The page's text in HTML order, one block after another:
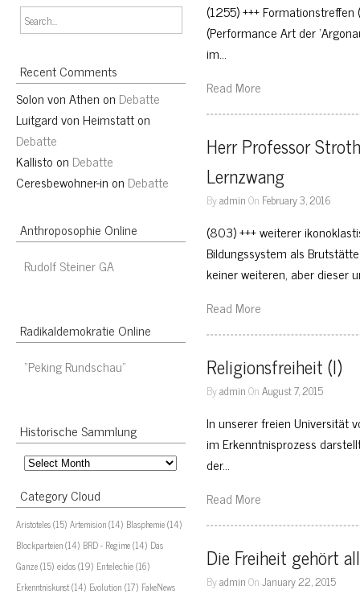
Recent Comments
Solon von Athen on Debatte
Luitgard von Heimstatton
Debatte
Kallisto on Debatte
Ceresbewohner-in on Debatte
Anthroposophie Online
Rudolf Steiner GA
Radikaldemokratie Online
“Peking Rundschau”
Historische Sammlung
Historische
Sammlung
Category Cloud
Aristoteles(15) Artemision(14) Blasphemie(14)
Blockparteien(14) BRD - Regime(14) Das
Ganze(15) eidos(19) Entelechie(16)
Erkenntniskunst(14) Evolution (17) FakeNews
(1255) +++ Formationstreffen
(Performance Art der
im…
Read More
Herr Professor
Lernzwang
ByadminOn February 3, 2016
(803) +++ weiterer
Bildungssystem als
keiner weiteren, aber dieser
Read More
Religionsfreiheit (I)
ByadminOnAugust 7, 2015
In unserer freien Universität
im Erkenntnisprozess
der…
Read More
Die Freiheit gehört
ByadminOnJanuary 22, 2015